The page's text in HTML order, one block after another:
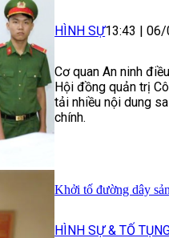
HÌNH SỰ13:43 06/
Cơ quan An ninh
Hội đồng quản trị
tải nhiều nội dung
chính.
Khởi tố đường dây
HÌNH SỰ & TỐ